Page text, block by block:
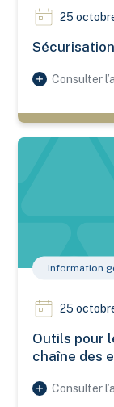
25
Consulter
Outils pour le
Information
25
Outils pour
chaîne des
Consulter